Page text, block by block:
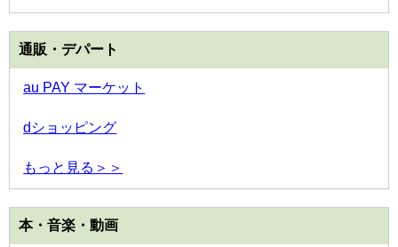
通販・デパート
au PAY マーケット
dショッピング
もっと見る＞＞
本・音楽・動画